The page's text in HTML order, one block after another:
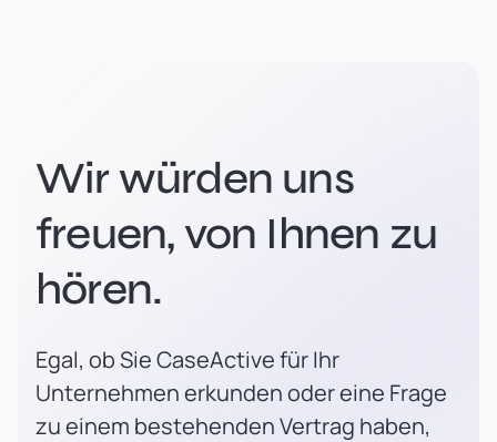
Wir würden uns
freuen, von Ihnen zu
hören.
Egal, ob Sie CaseActive für Ihr
Unternehmen erkunden oder eine Frage
zu einem bestehenden Vertrag haben,